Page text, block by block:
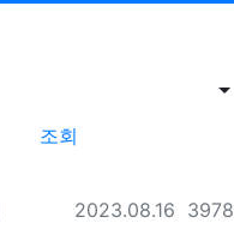
조회
등록일
2023.08.16 조회
3978